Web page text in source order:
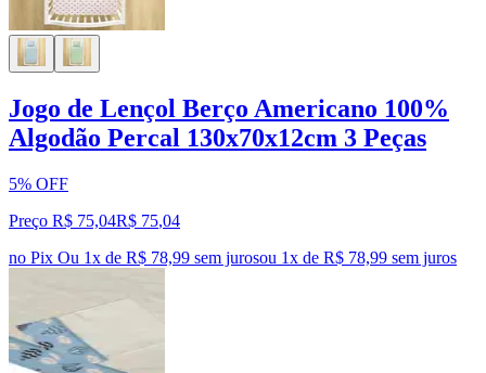
Jogo de Lençol Berço Americano 100%
Algodão Percal 130x70x12cm 3 Peças
5% OFF
Preço R$ 75,04R$ 75,04
no Pix Ou 1x de R$ 78,99 sem jurosou 1x de R$ 78,99 sem juros